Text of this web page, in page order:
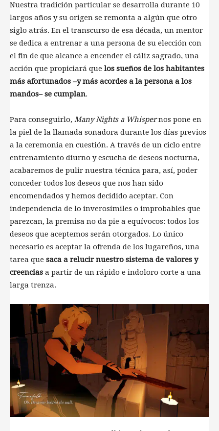
Nuestra tradición particular se desarrolla durante 10
largos años y su origen se remonta a algún que otro
siglo atrás. En el transcurso de esa década, un mentor
se dedica a entrenar a una persona de su elección con
el fin de que alcance a encender el cáliz sagrado, una
acción que propiciará que los sueños de los habitantes
más afortunados –y más acordes a la persona a los
mandos– se cumplan.
Para conseguirlo, Many Nights a Whispernos pone en
la piel de la llamada soñadora durante los días previos
a la ceremonia en cuestión. A través de un ciclo entre
entrenamiento diurno y escucha de deseos nocturna,
acabaremos de pulir nuestra técnica para, así, poder
conceder todos los deseos que nos han sido
encomendados y hemos decidido aceptar. Con
independencia de lo inverosímiles o improbables que
parezcan, la premisa no da pie a equívocos: todos los
deseos que aceptemos serán otorgados. Lo único
necesario es aceptar la ofrenda de los lugareños, una
tarea que saca a relucir nuestro sistema de valores y
creencias a partir de un rápido e indoloro corte a una
larga trenza.